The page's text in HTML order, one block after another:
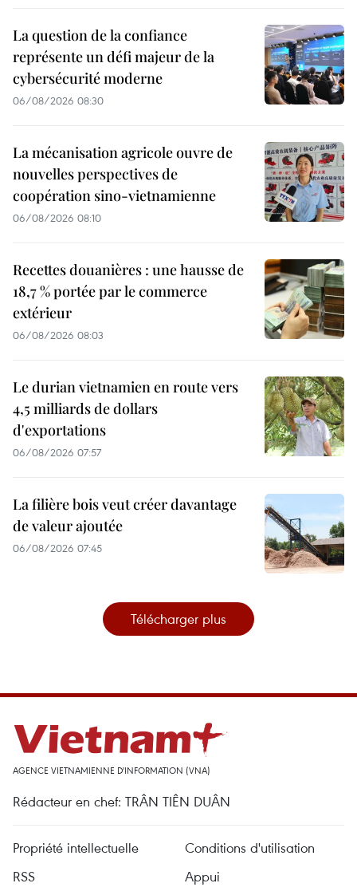
La question de la confiance
représente un défi majeur de la
cybersécurité moderne
06/08/2026 08:30
La mécanisation agricole ouvre de
nouvelles perspectives de
coopération sino-vietnamienne
06/08/2026 08:10
Recettes douanières : une hausse de
18,7 % portée par le commerce
extérieur
06/08/2026 08:03
Le durian vietnamien en route vers
4,5 milliards de dollars
d'exportations
06/08/2026 07:57
La filière bois veut créer davantage
de valeur ajoutée
06/08/2026 07:45
Télécharger plus
AGENCE VIETNAMIENNE D'INFORMATION (VNA)
Rédacteur en chef: TRÂN TIÊN DUÂN
Propriété intellectuelle
Conditions d'utilisation
RSS
Appui